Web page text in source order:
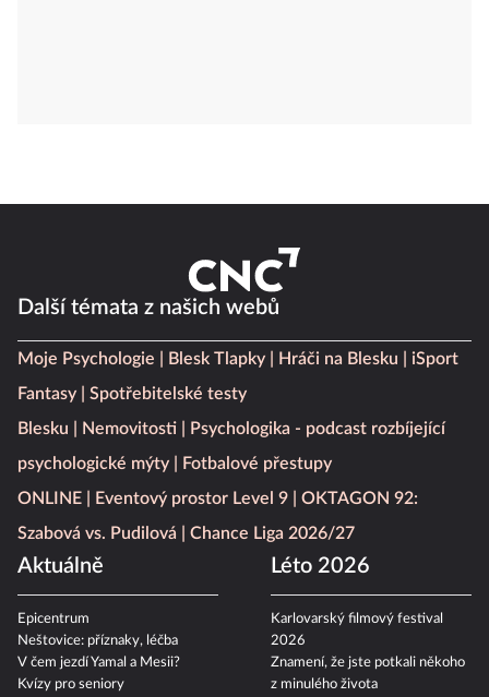
Další témata z našich webů
Moje Psychologie Blesk Tlapky Hráči na Blesku
iSport
Fantasy
Spotřebitelské testy
Blesku
Nemovitosti
Psychologika - podcast rozbíjející
psychologické mýty
Fotbalové přestupy
ONLINE
Eventový prostor Level 9
OKTAGON 92:
Szabová vs. Pudilová
Chance Liga 2026/27
Aktuálně
Epicentrum
Neštovice: příznaky, léčba
V čem jezdí Yamal a Mesii?
Kvízy pro seniory
Léto 2026
Karlovarský filmový festival
2026
Znamení, že jste potkali někoho
z minulého života